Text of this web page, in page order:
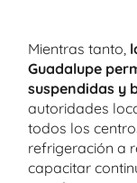
Mientras tanto,
Guadalupe
suspendidas y
autoridades
todos los
refrigeración a
capacitar